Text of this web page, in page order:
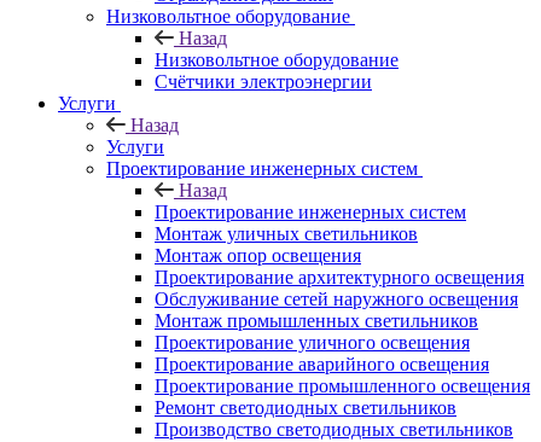
Низковольтное оборудование
Назад
Низковольтное оборудование
Счётчики электроэнергии
Услуги
Назад
Услуги
Проектирование инженерных систем
Назад
Проектирование инженерных систем
Монтаж уличных светильников
Монтаж опор освещения
Проектирование архитектурного освещения
Обслуживание сетей наружного освещения
Монтаж промышленных светильников
Проектирование уличного освещения
Проектирование аварийного освещения
Проектирование промышленного освещения
Ремонт светодиодных светильников
Производство светодиодных светильников